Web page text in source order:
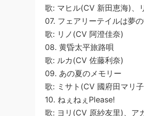
歌: マヒル(CV 新田恵海)、
07. フェアリーテイルは夢
歌: リノ(CV 阿澄佳奈)
08. 黄昏太平旅路唄
歌: ルカ(CV 佐藤利奈)
09. あの夏のメモリー
歌: ミサト(CV 國府田マリ
10. ねぇねぇPlease!
歌: ヨリ(CV 原紗友里)、ア